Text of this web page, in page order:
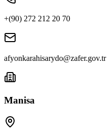
+(90) 272 212 20 70
afyonkarahisarydo@zafer.gov.tr
Manisa